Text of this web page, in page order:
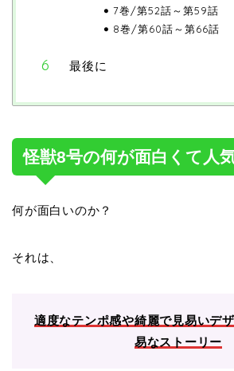
7巻/第52話～第59話
8巻/第60話～第66話
最後に
怪獣8号の何が面白くて人
何が面白いのか？
それは、
適度なテンポ感や綺麗で見易いデ
易なストーリー